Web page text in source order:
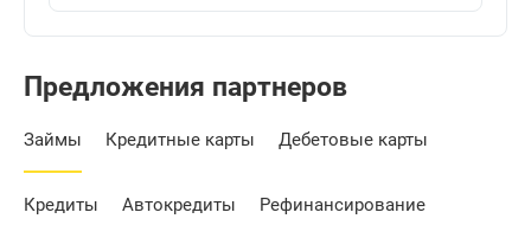
Предложения партнеров
Займы Кредитные карты Дебетовые карты
Кредиты Автокредиты Рефинансирование